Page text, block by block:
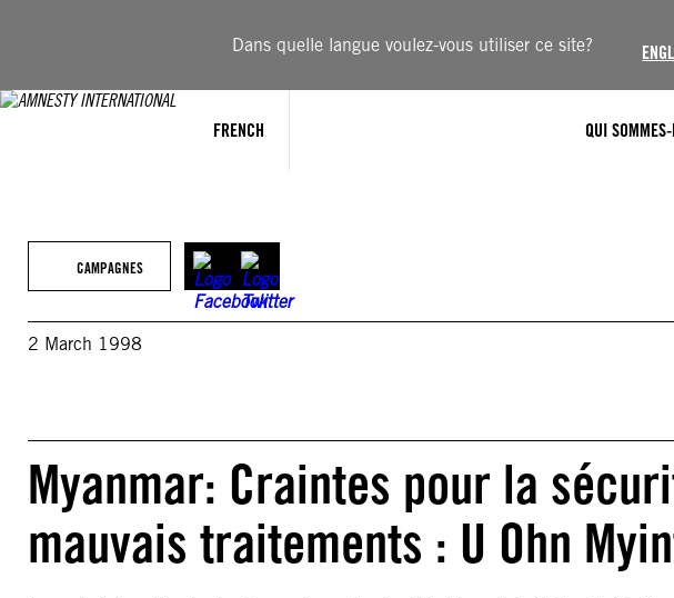
Dans quelle langue voulez-vous utiliser ce site?
FRENCH QUI
CAMPAGNES
2 March 1998
Myanmar: Craintes pour la
mauvais traitements : U Ohn